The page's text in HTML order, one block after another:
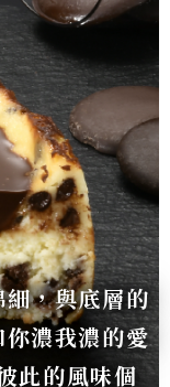
，與底層的
濃我濃的愛
此的風味個